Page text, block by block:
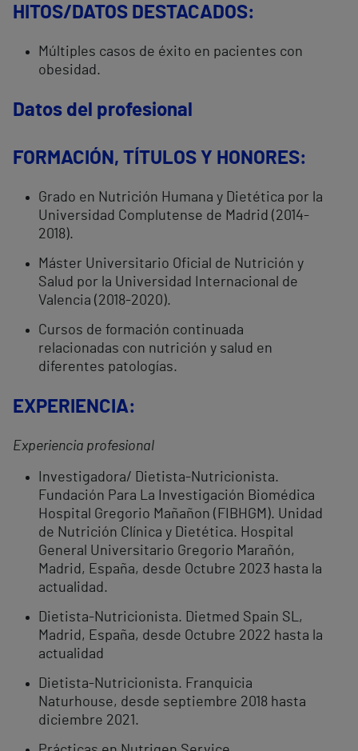
HITOS/DATOS DESTACADOS:
Múltiples casos de éxito en pacientes con
obesidad.
Datos del profesional
FORMACIÓN, TÍTULOS Y HONORES:
Grado en Nutrición Humana y Dietética por la
Universidad Complutense de Madrid (2014-
2018).
Máster Universitario Oficial de Nutrición y
Salud por la Universidad Internacional de
Valencia (2018-2020).
Cursos de formación continuada
relacionadas con nutrición y salud en
diferentes patologías.
EXPERIENCIA:
Experiencia profesional
Investigadora/ Dietista-Nutricionista.
Fundación Para La Investigación Biomédica
Hospital Gregorio Mañañon (FIBHGM). Unidad
de Nutrición Clínica y Dietética. Hospital
General Universitario Gregorio Marañón,
Madrid, España, desde Octubre 2023 hasta la
actualidad.
Dietista-Nutricionista. Dietmed Spain SL,
Madrid, España, desde Octubre 2022 hasta la
actualidad
Dietista-Nutricionista. Franquicia
Naturhouse, desde septiembre 2018 hasta
diciembre 2021.